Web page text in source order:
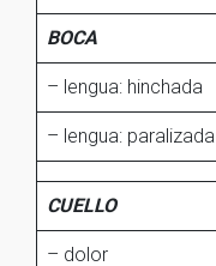
BOCA
– lengua: hinchada
– lengua: paralizada
CUELLO
– dolor